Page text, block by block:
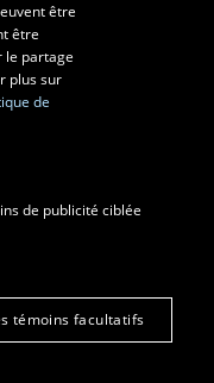
être
être
le partage
plus sur
de
de publicité ciblée
témoins facultatifs